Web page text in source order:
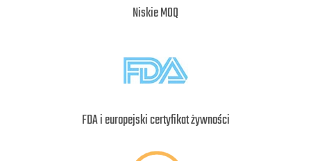
Niskie MOQ
FDA i europejski certyfikat żywności